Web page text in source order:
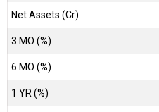
Net Assets (Cr)
3 MO (%)
6 MO (%)
1 YR (%)